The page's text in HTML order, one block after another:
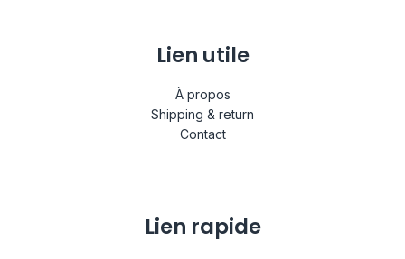
Lien utile
À propos
Shipping & return
Contact
Lien rapide